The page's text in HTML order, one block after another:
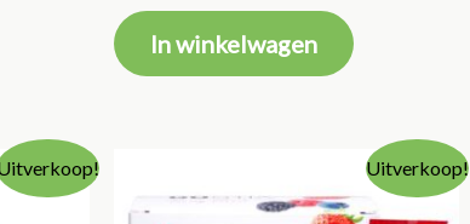
€183.75.€155.75.
In winkelwagen
Uitverkoop!